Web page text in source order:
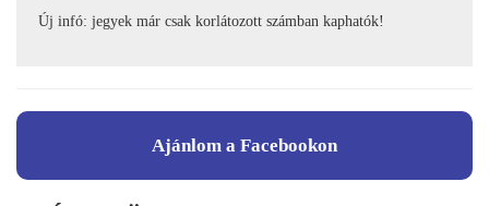
Új infó: jegyek már csak korlátozott számban kaphatók!
Ajánlom a Facebookon